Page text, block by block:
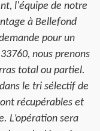
l'équipe de notre
à Bellefond
pour un
nous prenons
total ou partiel.
le tri sélectif de
récupérables et
L’opération sera